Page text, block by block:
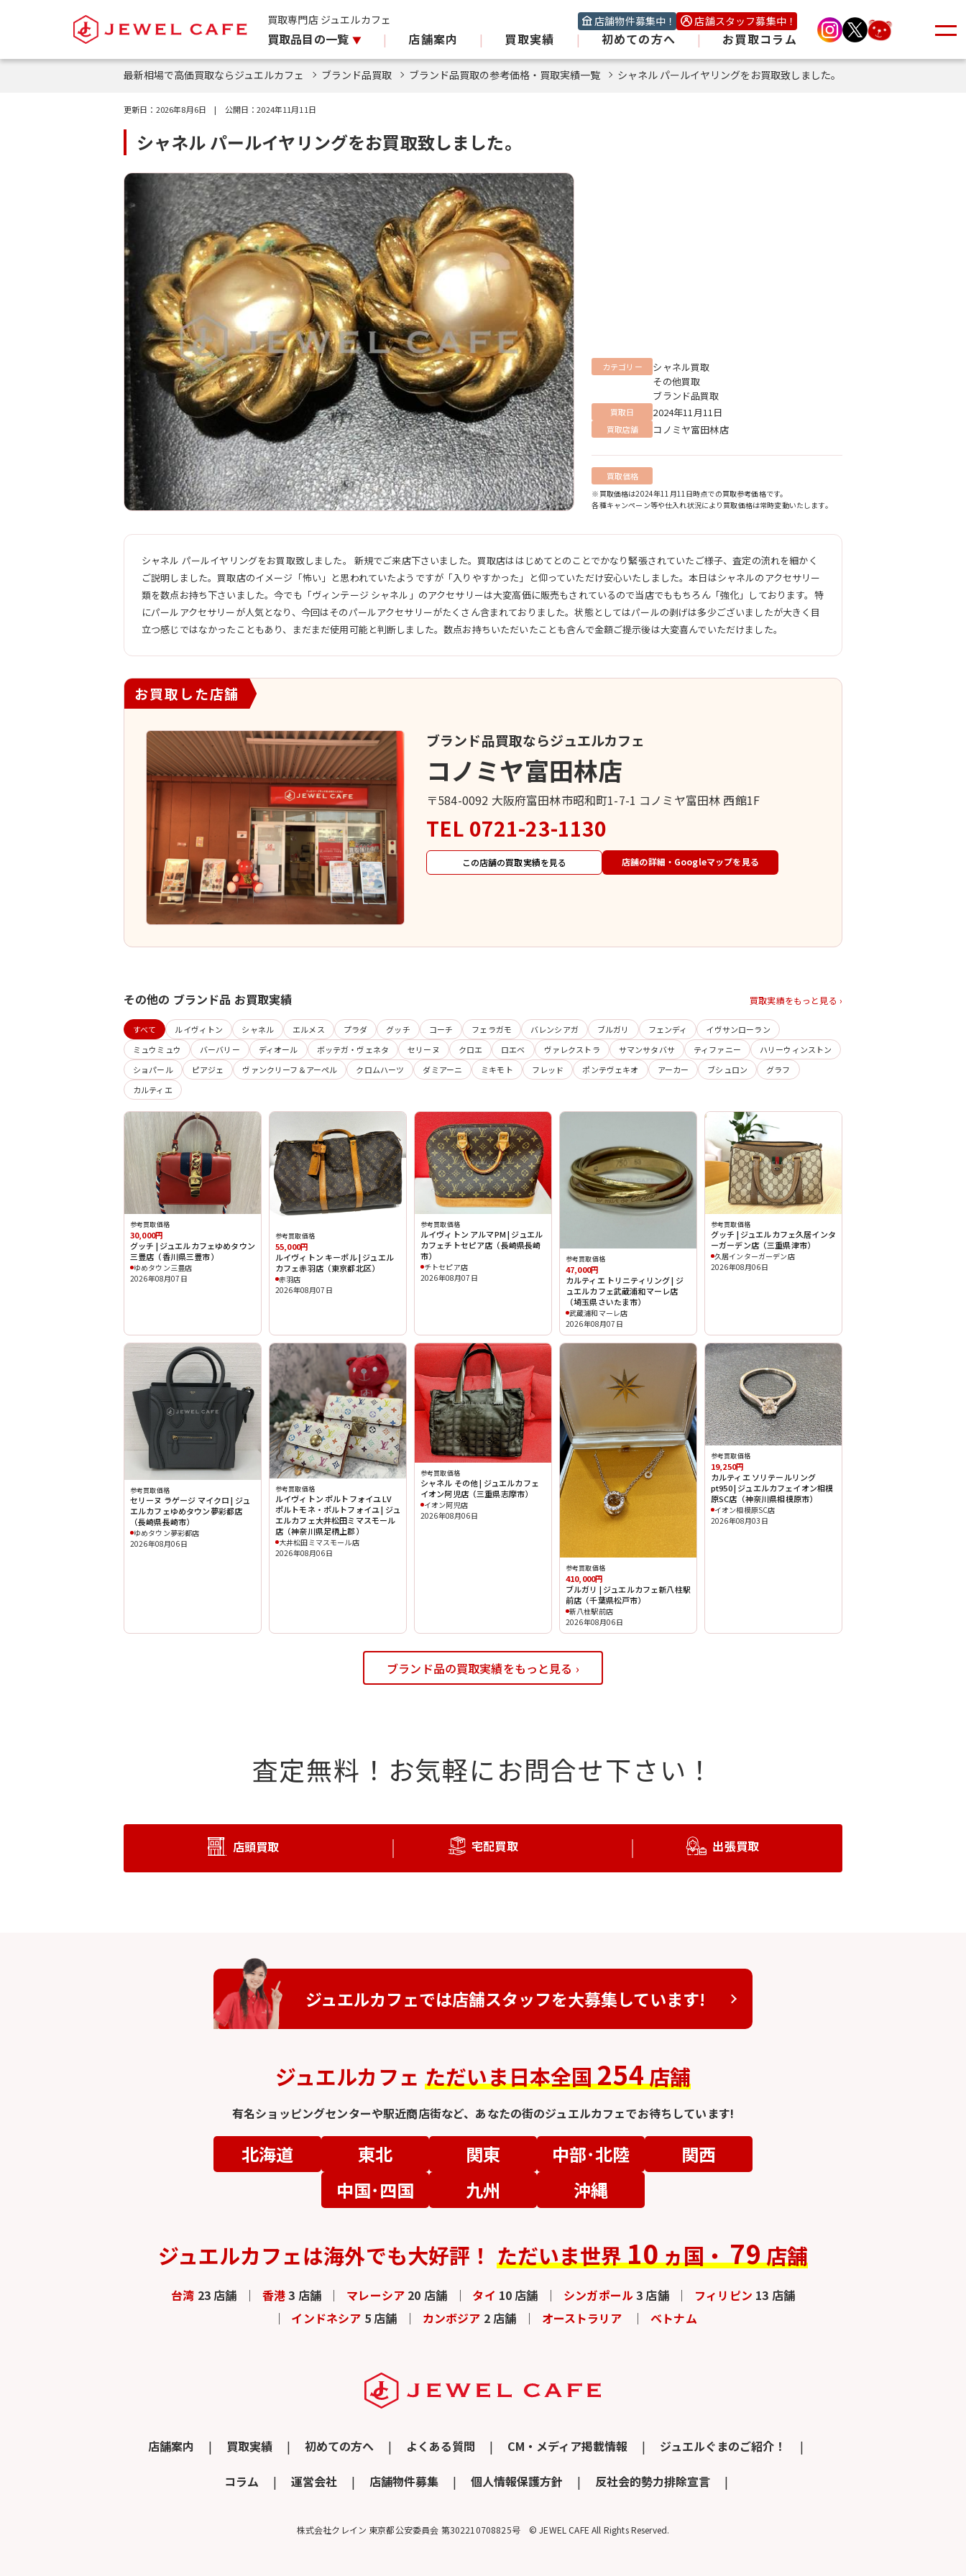
買取専門店 ジュエルカフェ 店舗物件募集中！ 店舗スタッフ募集中！
買取品目の一覧 | 店舗案内 | 買取実績 | 初めての方へ | お買取コラム
最新相場で高価買取ならジュエルカフェ ブランド品買取 ブランド品買取の参考価格・買取実績一覧 シャネル パールイヤリングをお買取致しました。
更新日： 2026年8月6日 | 公開日：2024年11月11日
シャネル パールイヤリングをお買取致しました。
カテゴリー
シャネル買取
その他買取
ブランド品買取
買取日 2024年11月11日
買取店舗 コノミヤ富田林店
買取価格
※買取価格は2024年11月11日時点での買取参考価格です。
各種キャンペーン等や仕入れ状況により買取価格は常時変動いたします。
シャネル パールイヤリングをお買取致しました。 新規でご来店下さいました。買取店ははじめてとのことでかなり緊張されていたご様子、査定の流れを細かく
ご説明しました。買取店のイメージ「怖い」と思われていたようですが「入りやすかった」と仰っていただけ安心いたしました。本日はシャネルのアクセサリー
類を数点お持ち下さいました。今でも「ヴィンテージ シャネル」のアクセサリーは大変高価に販売もされているので当店でももちろん「強化」しております。特
にパールアクセサリーが人気となり、今回はそのパールアクセサリーがたくさん含まれておりました。状態としてはパールの剥げは多少ございましたが大きく目
立つ感じではなかったこともあり、まだまだ使用可能と判断しました。数点お持ちいただいたことも含んで金額ご提示後は大変喜んでいただけました。
お買取した店舗
ブランド品買取ならジュエルカフェ
コノミヤ富田林店
〒584-0092 大阪府富田林市昭和町1-7-1 コノミヤ富田林 西館1F
TEL 0721-23-1130
この店舗の買取実績を見る 店舗の詳細・Googleマップを見る
その他の ブランド品 お買取実績 買取実績をもっと見る ›
すべて ルイヴィトン シャネル エルメス プラダ グッチ コーチ フェラガモ バレンシアガ ブルガリ フェンディ
イヴサンローラン
ミュウミュウ
バーバリー ディオール ボッテガ・ヴェネタ セリーヌ クロエ ロエベ ヴァレクストラ サマンサタバサ ティファニー
ハリーウィンストン
ショパール
ピアジェ ヴァンクリーフ＆アーペル クロムハーツ ダミアーニ ミキモト フレッド ポンテヴェキオ アーカー ブシュロン
グラフ
カルティエ
参考買取価格
30,000円
グッチ | ジュエルカフェゆめタウン
三豊店（香川県三豊市）
ゆめタウン三豊店
2026年08月07日
参考買取価格
55,000円
ルイヴィトン キーポル | ジュエル
カフェ赤羽店（東京都北区）
赤羽店
2026年08月07日
参考買取価格
ルイヴィトン アルマPM | ジュエル
カフェチトセピア店（長崎県長崎
市）
チトセピア店
2026年08月07日
参考買取価格
47,000円
カルティエ トリニティリング | ジ
ュエルカフェ武蔵浦和マーレ店
（埼玉県さいたま市）
武蔵浦和マーレ店
2026年08月07日
参考買取価格
グッチ | ジュエルカフェ久居インタ
ーガーデン店（三重県津市）
久居インターガーデン店
2026年08月06日
参考買取価格
セリーヌ ラゲージ マイクロ | ジュ
エルカフェゆめタウン夢彩都店
（長崎県長崎市）
ゆめタウン夢彩都店
2026年08月06日
参考買取価格
ルイヴィトン ポルトフォイユ LV
ポルトモネ・ポルトフォイユ | ジュ
エルカフェ大井松田ミマスモール
店（神奈川県足柄上郡）
大井松田ミマスモール店
2026年08月06日
参考買取価格
シャネル その他 | ジュエルカフェ
イオン阿児店（三重県志摩市）
イオン阿児店
2026年08月06日
参考買取価格
410,000円
ブルガリ | ジュエルカフェ新八柱駅
前店（千葉県松戸市）
新八柱駅前店
2026年08月06日
参考買取価格
19,250円
カルティエ ソリテールリング
pt950 | ジュエルカフェイオン相模
原SC店（神奈川県相模原市）
イオン相模原SC店
2026年08月03日
ブランド品の買取実績をもっと見る ›
査定無料！ お気軽にお問合せ下さい！
店頭買取 宅配買取 出張買取
ジュエルカフェでは店舗スタッフを大募集しています!
ジュエルカフェただいま日本全国254店舗
有名ショッピングセンターや駅近商店街など、 あなたの街のジュエルカフェでお待ちしています!
北海道 東北 関東 中部･北陸
関西
中国･四国
九州 沖縄
ジュエルカフェは海外でも大好評！ ただいま世界10ヵ国・79店舗
台湾 23 店舗 香港3 店舗 マレーシア 20 店舗 タイ 10 店舗 シンガポール3 店舗 フィリピン 13 店舗
インドネシア 5 店舗 カンボジア 2 店舗 オーストラリア ベトナム
店舗案内 買取実績 初めての方へ よくある質問 CM・メディア掲載情報 ジュエルぐまのご紹介！
コラム 運営会社 店舗物件募集 個人情報保護方針 反社会的勢力排除宣言
株式会社クレイン 東京都公安委員会 第302210708825号 © JEWEL CAFE All Rights Reserved.